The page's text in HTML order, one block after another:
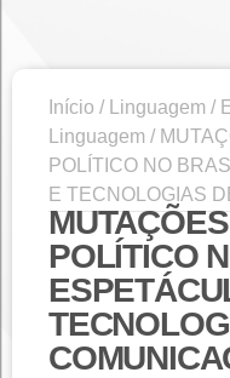
Início / Linguagem /
Linguagem /
POLÍTICO NO
E TECNOLOGIAS
POLÍTICO